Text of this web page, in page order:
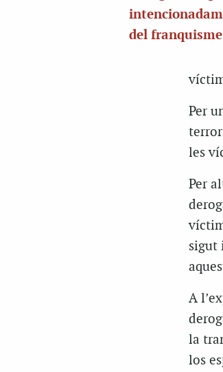
del franquisme
Per
les
Per
sigut
A
la
los